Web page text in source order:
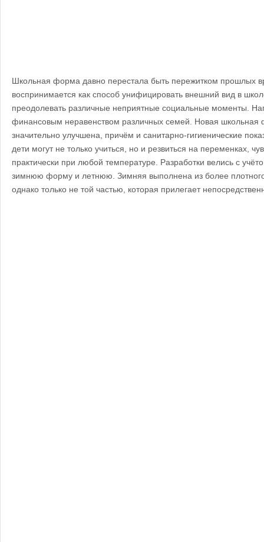
Школьная форма давно перестала быть пережитком прошлых
воспринимается как способ унифицировать внешний вид в
преодолевать различные неприятные социальные моменты.
финансовым неравенством различных семей. Новая школьная
значительно улучшена, причём и санитарно-гигиенические
дети могут не только учиться, но и резвиться на переменках,
практически при любой температуре. Разработки велись с
зимнюю форму и летнюю. Зимняя выполнена из более
однако только не той частью, которая прилегает